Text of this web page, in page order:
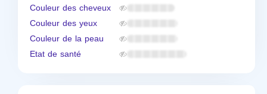
Couleur des cheveux
Couleur des yeux
Couleur de la peau
Etat de santé